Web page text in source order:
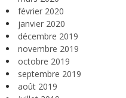
février 2020
janvier 2020
décembre 2019
novembre 2019
octobre 2019
septembre 2019
août 2019